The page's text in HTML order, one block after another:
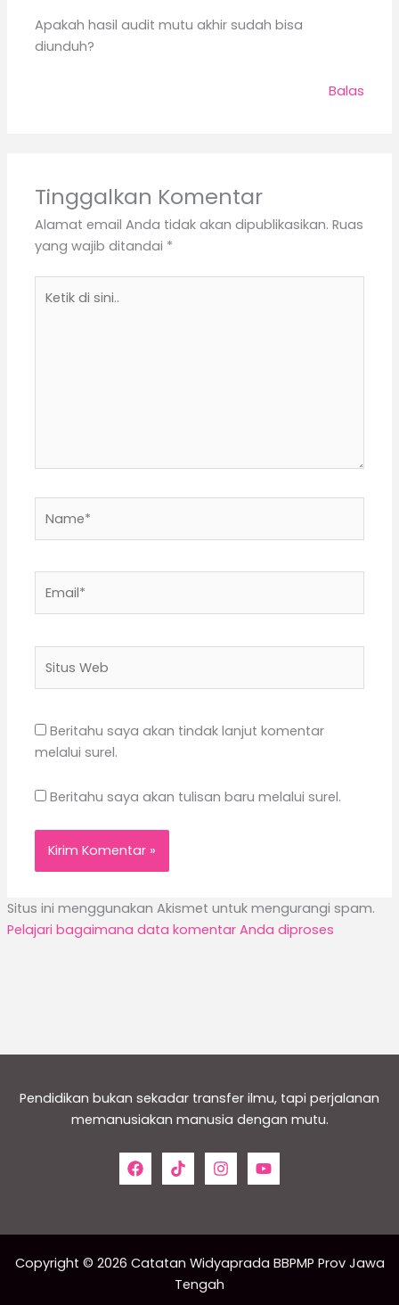
Apakah hasil audit mutu akhir sudah bisa
diunduh?
Balas
Tinggalkan Komentar
Alamat email Anda tidak akan dipublikasikan. Ruas
yang wajib ditandai *
di
Web
Beritahu saya akan tindak lanjut komentar
melalui surel.
Beritahu saya akan tulisan baru melalui surel.
Situs ini menggunakan Akismet untuk mengurangi spam.
Pelajari bagaimana data komentar Anda diproses
Pendidikan bukan sekadar transfer ilmu, tapi perjalanan
memanusiakan manusia dengan mutu.
Copyright © 2026 Catatan Widyaprada BBPMP Prov Jawa
Tengah